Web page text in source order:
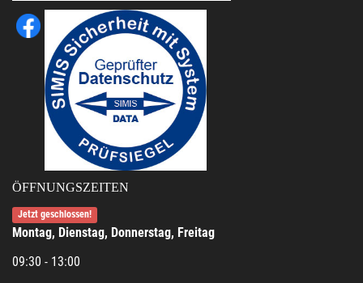
ÖFFNUNGSZEITEN
Jetzt geschlossen!
Montag, Dienstag, Donnerstag, Freitag
09:30 - 13:00